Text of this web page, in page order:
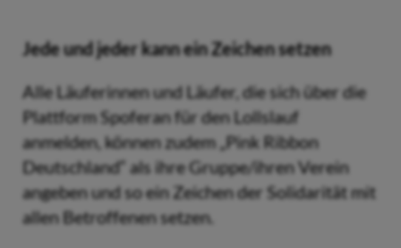
Jede und jeder kann ein Zeichen setzen
Alle Läuferinnen und Läufer, die sich über die
Plattform Spoferan für den Lollslauf
anmelden, können zudem „Pink Ribbon
Deutschland“ als ihre Gruppe/ihren Verein
angeben und so ein Zeichen der Solidarität mit
allen Betroffenen setzen.